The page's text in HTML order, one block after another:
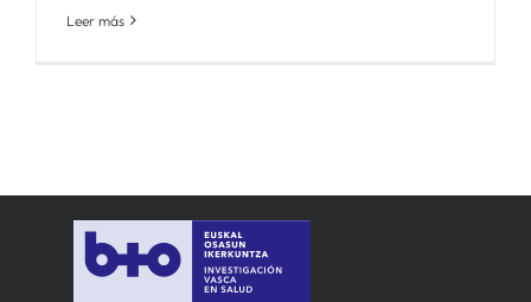
Leer más